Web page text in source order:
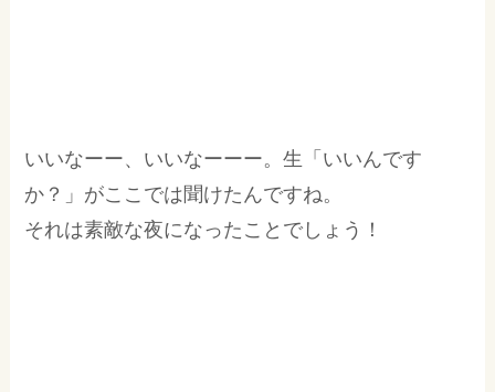
いいなーー、いいなーーー。生「いいんです
か？」がここでは聞けたんですね。
それは素敵な夜になったことでしょう！